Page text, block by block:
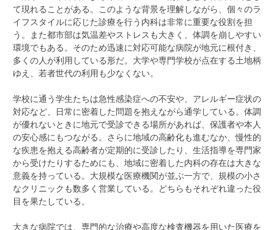
て現れることがある。このような背景を理解しながら、個々のラ
イフスタイルに応じた診療を行う内科は非常に重要な役割を担
う。また都市部は気温差やストレスも大きく、体調を崩しやすい
環境でもある。そのため迅速に対応可能な病院が地元に根付き、
多くの人が利用している形だ。大学や専門学校が点在する土地柄
ゆえ、若者世代の利用も少なくない。
学校に通う学生たちは急性感染症への不安や、アレルギー症状の
対応など、日常に密着した問題を抱えながら通学している。体調
が優れないときに地元で受診できる場所があれば、保護者や本人
の安心感にもつながる。さらに地域の高齢化も進むなか、慢性的
な疾患を抱える高齢者が定期的に受診したり、生活指導を専門家
から受けたりするためにも、地域に密着した内科の存在は大きな
意義を持っている。大規模な医療機関が並ぶ一方で、規模の小さ
なクリニックも数多く営業している。どちらもそれぞれ違った役
目を果たしている。
大きな病院では、専門的な治療や高度な検査機器を用いた医療を